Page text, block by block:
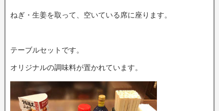
ねぎ・生姜を取って、空いている席に座ります。
テーブルセットです。
オリジナルの調味料が置かれています。